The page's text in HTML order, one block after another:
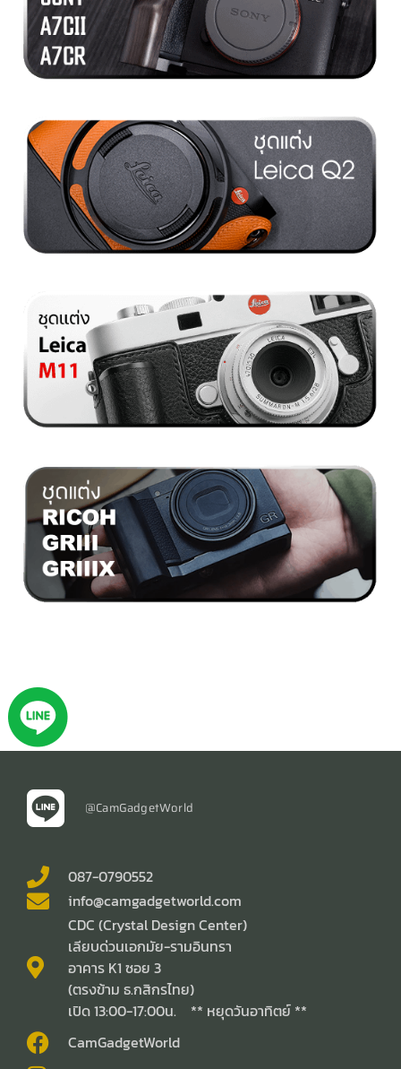
@CamGadgetWorld
087-0790552
info@camgadgetworld.com
CDC (Crystal Design Center)
เลียบด่วนเอกมัย-รามอินทรา
อาคาร K1 ซอย 3
(ตรงข้าม ธ.กสิกรไทย)
เปิด 13:00-17:00น. ** หยุดวันอาทิตย์ **
CamGadgetWorld